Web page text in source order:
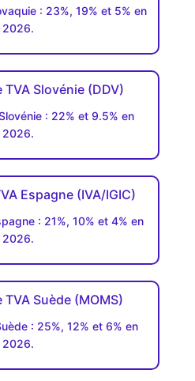
: 23%, 19% et 5% en
2026.
Slovénie (DDV)
: 22% et 9.5% en
2026.
Espagne (IVA/IGIC)
: 21%, 10% et 4% en
2026.
Suède (MOMS)
: 25%, 12% et 6% en
2026.